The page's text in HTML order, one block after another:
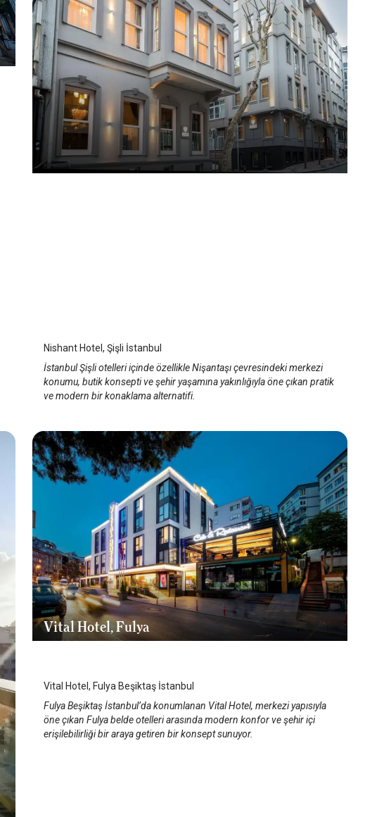
Nishant Hotel, Şişli İstanbul
İstanbul Şişli otelleri içinde özellikle Nişantaşı çevresindeki merkezi
konumu, butik konsepti ve şehir yaşamına yakınlığıyla öne çıkan pratik
ve modern bir konaklama alternatifi.
Vital Hotel, Fulya
Vital Hotel, Fulya Beşiktaş İstanbul
Fulya Beşiktaş İstanbul’da konumlanan Vital Hotel, merkezi yapısıyla
öne çıkan Fulya belde otelleri arasında modern konfor ve şehir içi
erişilebilirliği bir araya getiren bir konsept sunuyor.